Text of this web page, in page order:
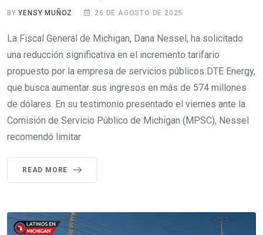
BYYENSY MUÑOZ 26 DE AGOSTO DE 2025
La Fiscal General de Michigan, Dana Nessel, ha solicitado
una reducción significativa en el incremento tarifario
propuesto por la empresa de servicios públicos DTE Energy,
que busca aumentar sus ingresos en más de 574 millones
de dólares. En su testimonio presentado el viernes ante la
Comisión de Servicio Público de Michigan (MPSC), Nessel
recomendó limitar
READ MORE